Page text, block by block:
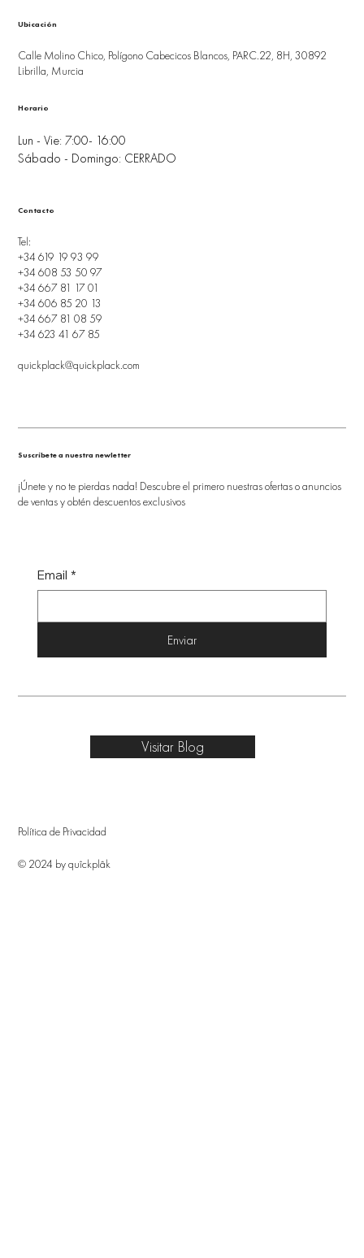
Ubicación
Calle Molino Chico, Polígono Cabecicos Blancos, PARC.22, 8H, 30892
Librilla, Murcia
Lun - Vie: 7:00- 16:00
Sábado - Domingo: CERRADO
Horario
Tel:
+34 619 19 93 99
+34 608 53 50 97
+34 667 81 17 01
+34 606 85 20 13
+34 667 81 08 59
+34 623 41 67 85
quickplack@quickplack.com
Contacto
Suscríbete a nuestra newletter
¡Únete y no te pierdas nada! Descubre el primero nuestras ofertas o anuncios
de ventas y obtén descuentos exclusivos
Email *
Enviar
Política de Privacidad
© 2024 by quîckplâk
Visitar Blog